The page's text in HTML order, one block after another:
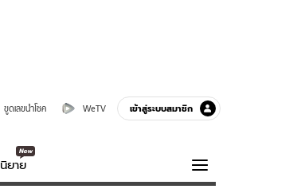
ขูดเลขนำโชค WeTV เข้าสู่ระบบสมาชิก
นิยาย